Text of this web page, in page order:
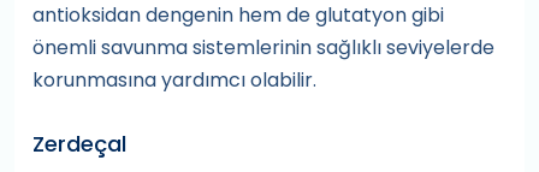
antioksidan dengenin hem de glutatyon gibi
önemli savunma sistemlerinin sağlıklı seviyelerde
korunmasına yardımcı olabilir.
Zerdeçal